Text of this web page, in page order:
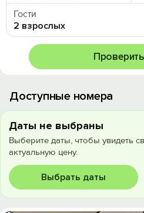
Гости
2 взрослых
Доступные номера
Даты не выбраны
Выберите даты, чтобы увидеть
актуальную цену.
Выбрать даты